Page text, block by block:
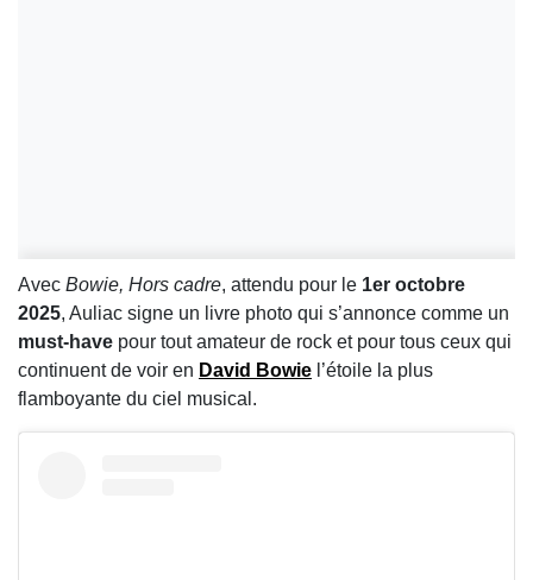
Avec Bowie, Hors cadre, attendu pour le 1er octobre
2025, Auliac signe un livre photo qui s’annonce comme un
must-have pour tout amateur de rock et pour tous ceux qui
continuent de voir en David Bowie l’étoile la plus
flamboyante du ciel musical.